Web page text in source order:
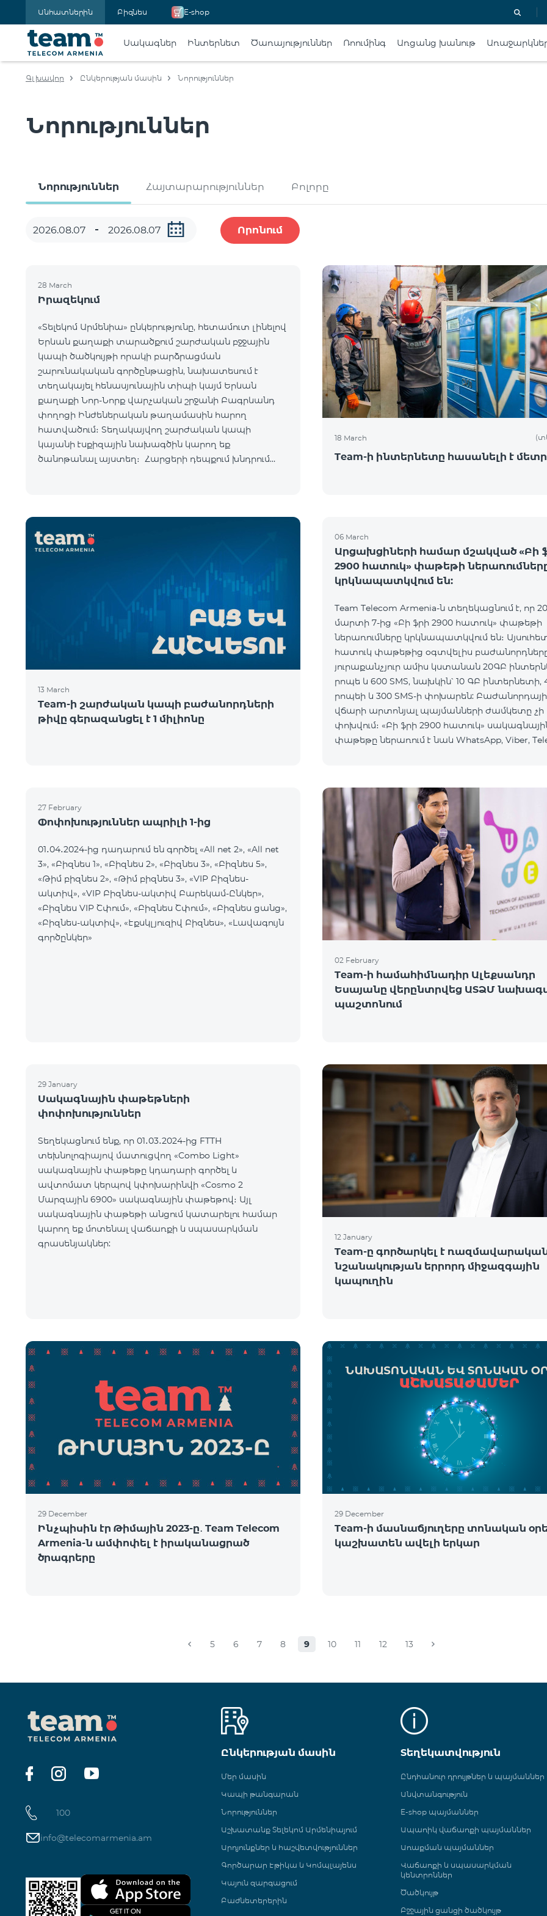
Անհատներին Բիզնես E-shop
Սակագներ Ինտերնետ Ծառայություններ Ռոումինգ Առցանց խանութ
Գլխավոր Ընկերության մասին Նորություններ
Նորություններ
Նորություններ Հայտարարություններ Բոլորը
Որոնում
28 March
Իրազեկում
«Տելեկոմ Արմենիա» ընկերությունը, հետամուտ լինելով
Երևան քաղաքի տարածքում շարժական բջջային
կապի ծածկույթի որակի բարձրացման
շարունակական գործընթացին, նախատեսում է
տեղակայել հենասյունային տիպի կայմ Երևան
քաղաքի Նոր-Նորք վարչական շրջանի Բագրևանդ
փողոցի Ինժեներական թաղամասին հարող
հատվածում։ Տեղակայվող շարժական կապի
կայանի էսքիզային նախագծին կարող եք
ծանոթանալ այստեղ։ Հարցերի դեպքում խնդրում
18 March
Team-ի ինտերնետը հասանելի է
13 March
Team-ի շարժական կապի բաժանորդների
թիվը գերազանցել է 1 միլիոնը
06 March
Արցախցիների համար մշակված «Բի
2900 հատուկ» փաթեթի
կրկնապատկվում են:
Team Telecom Armenia-ն տեղեկացնում է, որ
մարտի 7-ից «Բի ֆրի 2900 հատուկ» փաթեթի
ներառումները կրկնապատկվում են։
հատուկ փաթեթից օգտվելիս
յուրաքանչյուր ամիս կստանան 20ԳԲ
րոպե և 600 SMS, նախկին՝ 10 ԳԲ ինտերնետի,
րոպեի և 300 SMS-ի փոխարեն:
վճարի արտոնյալ պայմանների ժամկետը չի
փոխվում։ «Բի ֆրի 2900 հատուկ»
փաթեթը ներառում է նաև WhatsApp, Viber,
27 February
Փոփոխություններ ապրիլի 1-ից
01․04․2024-ից դադարում են գործել «All net 2», «All net
3», «Բիզնես 1», «Բիզնես 2», «Բիզնես 3», «Բիզնես 5»,
«Թիմ բիզնես 2», «Թիմ բիզնես 3», «VIP Բիզնես-
ակտիվ», «VIP Բիզնես-ակտիվ Բարեկամ-Ընկեր»,
«Բիզնես VIP Շփում», «Բիզնես Շփում», «Բիզնես ցանց»,
«Բիզնես-ակտիվ», «Էքսկլյուզիվ Բիզնես», «Լավագույն
գործընկեր»
02 February
Team-ի համահիմնադիր Ալեքսանդր
Եսայանը վերընտրվեց ԱՏՁՄ
պաշտոնում
29 January
Սակագնային փաթեթների
փոփոխություններ
Տեղեկացնում ենք, որ 01․03․2024-ից FTTH
տեխնոլոգիայով մատուցվող «Combo Light»
սակագնային փաթեթը կդադարի գործել և
ավտոմատ կերպով կփոխարինվի «Cosmo 2
Մարզային 6900» սակագնային փաթեթով։ Այլ
սակագնային փաթեթի անցում կատարելու համար
կարող եք մոտենալ վաճառքի և սպասարկման
գրասենյակներ:
12 January
Team-ը գործարկել է
նշանակության երրորդ միջազգային
կապուղին
29 December
Ինչպիսին էր Թիմային 2023-ը․ Team Telecom
Armenia-ն ամփոփել է իրականացրած
ծրագրերը
29 December
Team-ի մասնաճյուղերը տոնական
կաշխատեն ավելի երկար
5 6 7 8 9 10 11 12 13
100
info@telecomarmenia.am
Ընկերության մասին
Մեր մասին
Կապի թանգարան
Նորություններ
Աշխատանք Տելեկոմ Արմենիայում
Արդյունքներ և հաշվետվություններ
Գործարար Էթիկա և Կոմպլայենս
Կայուն զարգացում
Բաժնետերերին
Տեղեկատվություն
Ընդհանուր դրույթներ և պայմաններ
Անվտանգություն
E-shop պայմաններ
Ապառիկ վաճառքի պայմաններ
Առաքման պայմաններ
Վաճառքի և սպասարկման
կենտրոններ
Ծածկույթ
Բջջային ցանցի ծածկույթ